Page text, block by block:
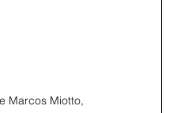
Marcos Miotto,